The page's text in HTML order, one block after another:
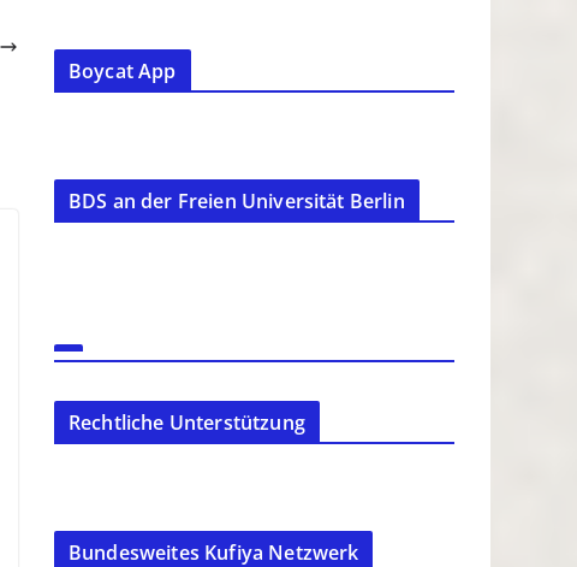
Boycat App
BDS an der Freien Universität Berlin
Rechtliche Unterstützung
Bundesweites Kufiya Netzwerk